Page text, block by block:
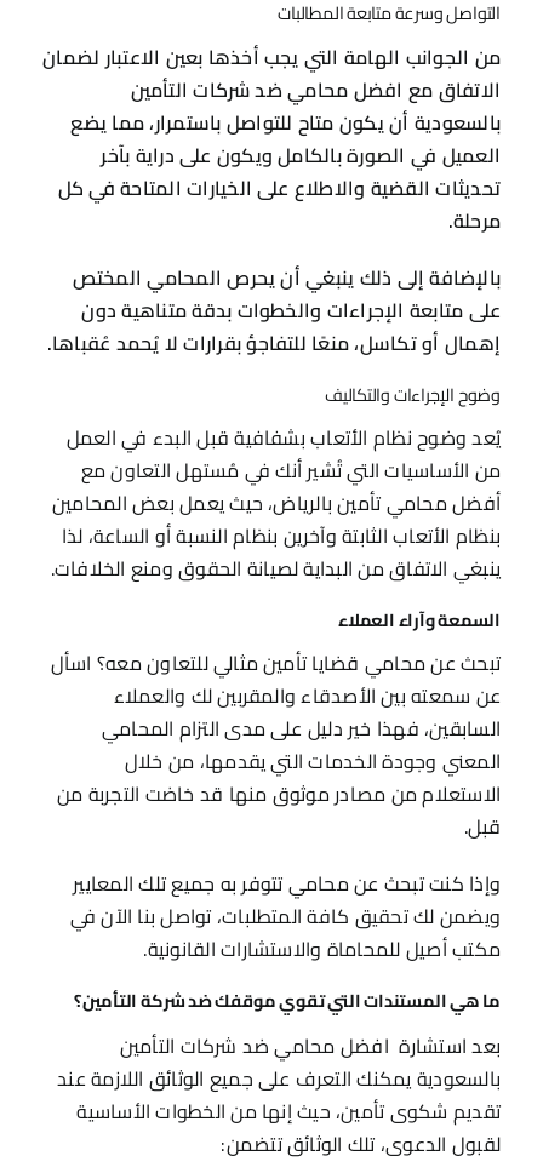
التواصل وسرعة متابعة المطالبات
من الجوانب الهامة التي يجب أخذها بعين الاعتبار لضمان
الاتفاق مع افضل محامي ضد شركات التأمين
بالسعودية أن يكون متاح للتواصل باستمرار، مما يضع
العميل في الصورة بالكامل ويكون على دراية بآخر
تحديثات القضية والاطلاع على الخيارات المتاحة في كل
مرحلة.
بالإضافة إلى ذلك ينبغي أن يحرص المحامي المختص
على متابعة الإجراءات والخطوات بدقة متناهية دون
إهمال أو تكاسل، منعًا للتفاجؤ بقرارات لا يُحمد عُقباها.
وضوح الإجراءات والتكاليف
يُعد وضوح نظام الأتعاب بشفافية قبل البدء في العمل
من الأساسيات التي تُشير أنك في مُستهل التعاون مع
أفضل محامي تأمين بالرياض، حيث يعمل بعض المحامين
بنظام الأتعاب الثابتة وآخرين بنظام النسبة أو الساعة، لذا
ينبغي الاتفاق من البداية لصيانة الحقوق ومنع الخلافات.
السمعة وآراء العملاء
تبحث عن محامي قضايا تأمين مثالي للتعاون معه؟ اسأل
عن سمعته بين الأصدقاء والمقربين لك والعملاء
السابقين، فهذا خير دليل على مدى التزام المحامي
المعني وجودة الخدمات التي يقدمها، من خلال
الاستعلام من مصادر موثوق منها قد خاضت التجربة من
قبل.
وإذا كنت تبحث عن محامي تتوفر به جميع تلك المعايير
ويضمن لك تحقيق كافة المتطلبات، تواصل بنا الآن في
مكتب أصيل للمحاماة والاستشارات القانونية.
ما هي المستندات التي تقوي موقفك ضد شركة التأمين؟
بعد استشارة افضل محامي ضد شركات التأمين
بالسعودية يمكنك التعرف على جميع الوثائق اللازمة عند
تقديم شكوى تأمين، حيث إنها من الخطوات الأساسية
لقبول الدعوى، تلك الوثائق تتضمن: